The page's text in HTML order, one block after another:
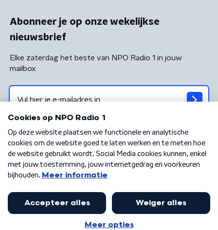
Abonneer je op onze wekelijkse
nieuwsbrief
Elke zaterdag het beste van NPO Radio 1 in jouw
mailbox
Algemene voorwaarden